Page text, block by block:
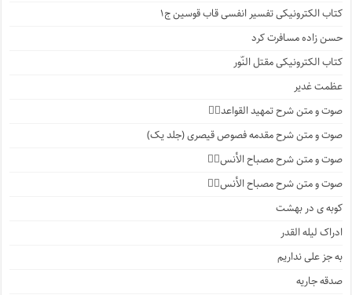
کتاب الکترونیکی تفسیر انفسی قاب قوسین ج۱
حسن زاده مسافرت کرد
کتاب الکترونیکی مقتل النّور
عظمت غدیر
صوت و متن شرح تمهید القواعد۱️⃣
صوت و متن شرح مقدمه فصوص قیصری (جلد یک)
صوت و متن شرح مصباح الأنس۷️⃣
صوت و متن شرح مصباح الأنس۶️⃣
کوبه ی در بهشت
ادراک لیله القدر
به جز علی نداریم
صدقه جاریه